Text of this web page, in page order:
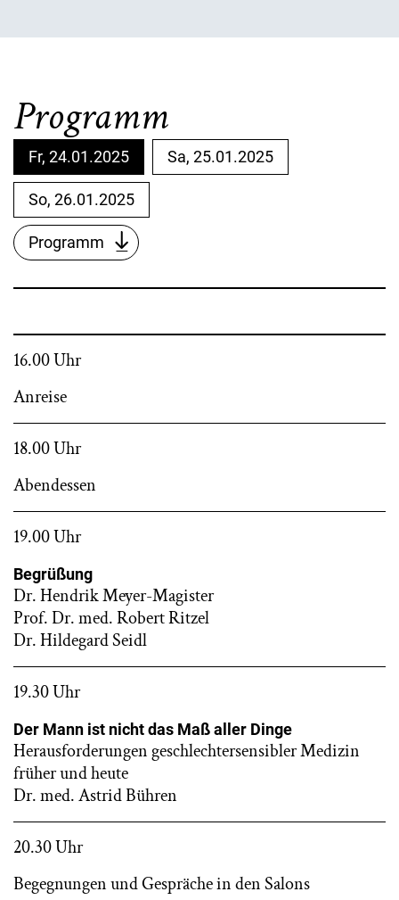
Programm
Fr, 24.01.2025 Sa, 25.01.2025
So, 26.01.2025
Programm
16.00 Uhr
Anreise
18.00 Uhr
Abendessen
19.00 Uhr
Begrüßung
Dr. Hendrik Meyer-Magister
Prof. Dr. med. Robert Ritzel
Dr. Hildegard Seidl
19.30 Uhr
Der Mann ist nicht das Maß aller Dinge
Herausforderungen geschlechtersensibler Medizin
früher und heute
Dr. med. Astrid Bühren
20.30 Uhr
Begegnungen und Gespräche in den Salons